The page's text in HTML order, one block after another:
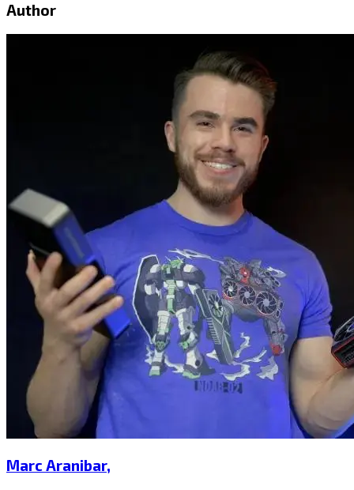
Author
Marc Aranibar​​​​‌ ‍ ​‍​‍‌‍ ‌ ​‍‌‍‍‌‌‍‌ ‌‍‍‌‌‍ ‍​‍​‍​ ‍‍​‍​‍‌ ​ ‌‍​‌‌‍ ‍‌‍‍‌‌ ‌​‌ ‍‌​‍ ‍‌‍‍‌‌‍ ​‍​‍​‍ ​​‍​‍‌‍‍​‌ ​‍‌‍‌‌‌‍‌‍​‍​‍​ ‍‍​‍​‍​‍ ‌‍​‌‌‍‌​‌‍ ‌‌‍‍‌‌‍ ‍​‍ ‌‍‍‌‌‍ ‍‌ ‌​‌‍‌‌‌‍ ‍‌ ‌​​‍ ‌‍‌‌‌‍‌​‌‍‍‌‌ ‌​​‍ ‌‍ ‌‌‍ ‌‍‌​‌‍‌‌​ ‌‌ ​​‌ ​‍‌‍‌‌‌ ​ ‌‍‌‌‌‍ ‍‌ ‌​‌‍​‌‌ ‌​‌‍‍‌‌‍ ‌‍ ‍​ ‍ ‌‍‍‌‌‍‌​​ ‌‌‍‌​​ ‌ ​ ‍​​ ‌​‌‍​‌​ ​ ‌‍‌‍​ ​‍​‍ ‌‌‍​‌​ ‌‌‌‍​ ​ ​​​‍ ‌​ ‌​​ ​‌‌‍​‍​ ​‌​‍ ‌​ ‍‌​ ​​​ ‌‍‌‍​‍​‍ ‌‌‍​ ‌‍‌​‌‍​‍​ ‌‍‌‍​‍​ ‌ ​ ‌‌‌‍‌‍​ ‌ ‌‍​‌​ ​ ​ ‌ ​ ‍ ‌ ‌​‌ ‍‌‌ ​​‌‍‌‌​ ‌‌‍​‌‌ ‌‌‌ ‌​‌‍‍​‌‍ ‌ ​‍​ ‍ ‌ ​​‌‍​‌‌ ‌​‌‍‍​​ ‌‌‍ ‍‌‍​‌‌‍ ‌‌‍‌‌​ ‌‍​‍‌‍​‌‌ ​ ‌‍‌‌‌‌‌‌‌ ​‍‌‍ ​​ ‌​‍‌‌​ ​‍‌​‌‍‌‍​‌‌‍‌​‌‍ ‌‌‍‍‌‌‍ ‍​‍‌‍‌‍‍‌‌‍‌​​ ‌‌‍‌​​ ‌ ​ ‍​​ ‌​‌‍​‌​ ​ ‌‍‌‍​ ​‍​‍ ‌‌‍​‌​ ‌‌‌‍​ ​ ​​​‍ ‌​ ‌​​ ​‌‌‍​‍​ ​‌​‍ ‌​ ‍‌​ ​​​ ‌‍‌‍​‍​‍ ‌‌‍​ ‌‍‌​‌‍​‍​ ‌‍‌‍​‍​ ‌ ​ ‌‌‌‍‌‍​ ‌ ‌‍​‌​ ​ ​ ‌ ​‍‌‍‌ ‌​‌ ‍‌‌ ​​‌‍‌‌​ ‌‌‍​‌‌ ‌‌‌ ‌​‌‍‍​‌‍ ‌ ​‍​‍‌‍‌ ​​‌‍​‌‌ ‌​‌‍‍​​ ‌‌‍ ‍‌‍​‌‌‍ ‌‌‍‌‌​‍‌‍‌ ​​‌‍‌‌‌ ​‍‌ ​ ‌ ​​‌‍‌‌‌‍​ ‌ ‌​‌‍‍‌‌ ‌‍‌‍‌‌​ ‌‌ ​​‌ ‌‌‌‍​‍‌‍ ​‌‍‍‌‌ ​ ‌‍‍​‌‍‌‌‌‍‌​​‍​‍‌ ‌,